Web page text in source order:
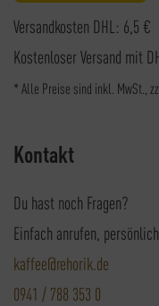
Versandkosten DHL: 6,5 €
Kostenloser Versand mit
* Alle Preise sind inkl. MwSt.,
Kontakt
Du hast noch Fragen?
Einfach anrufen,
kaffee@rehorik.de
0941 / 788 353 0